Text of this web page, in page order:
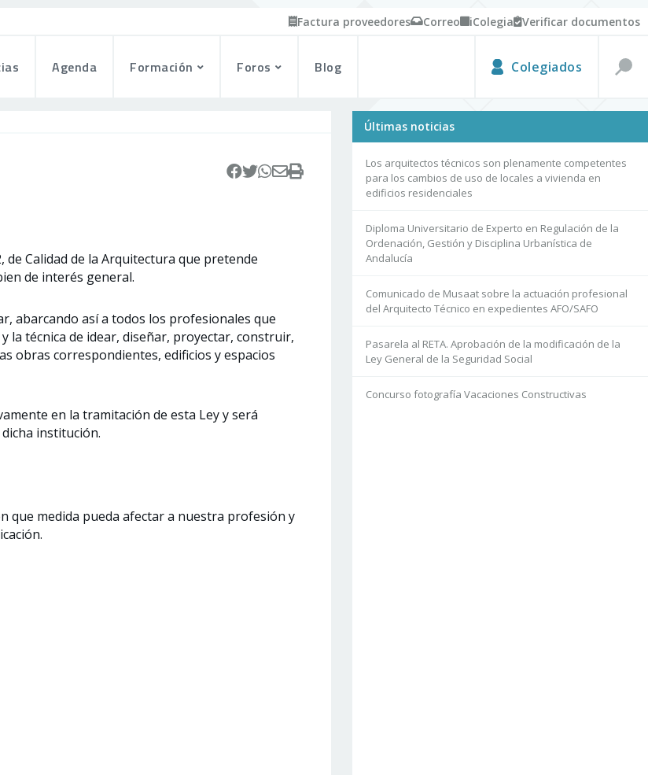
Factura proveedores Correo iColegia Verificar documentos
Agenda Formación Foros Blog Colegiados
de Calidad de la Arquitectura que pretende
de interés general.
abarcando así a todos los profesionales que
la técnica de idear, diseñar, proyectar, construir,
obras correspondientes, edificios y espacios
en la tramitación de esta Ley y será
institución.
que medida pueda afectar a nuestra profesión y
Últimas noticias
Los arquitectos técnicos son plenamente competentes
para los cambios de uso de locales a vivienda en
edificios residenciales
Diploma Universitario de Experto en Regulación de la
Ordenación, Gestión y Disciplina Urbanística de
Andalucía
Comunicado de Musaat sobre la actuación profesional
del Arquitecto Técnico en expedientes AFO/SAFO
Pasarela al RETA. Aprobación de la modificación de la
Ley General de la Seguridad Social
Concurso fotografía Vacaciones Constructivas